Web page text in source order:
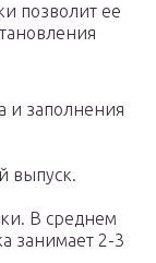
позволит ее
и заполнения
выпуск.
В среднем
занимает 2-3